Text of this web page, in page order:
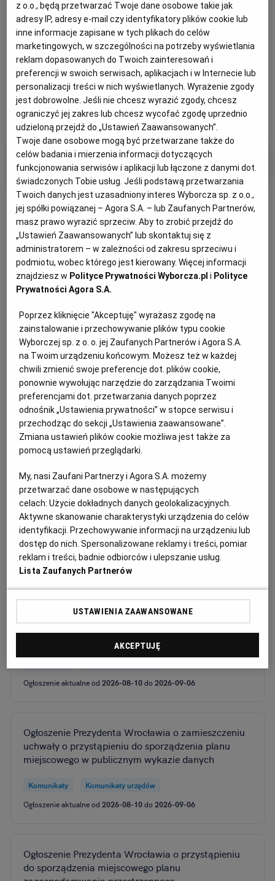
Filtry i kategorie
Otrzymuj wiadomości z najnowszymi ogłoszeniami
spełniającymi wybrane przez Ciebie kryteria.
Kat: Komunikaty Kraj: Polska
Woj.: Dolnośląskie
Miejscowość: Wrocław
Sortuj wg daty: od najnowszej
Ogłoszenie premium
Zarząd Dróg i Utrzymania Miasta we Wrocławiu,
informuje o przyjęciu w depozyt do Miejskiego Biura
Rzeczy Znalezionych kwoty pieniężnej
Ogłoszenie premium Komunikaty
Komunikaty urzędów
Ogłoszenie aktualne od2026-07-28do 2026-08-24
Ogłoszenia standardowe
Obwieszczenie Wojewody Dolnośląskiego o
zezwoleniu na realizację inwestycji drogowej
Ogłoszenie aktualne od 2026-08-10do 2026-09-06
Ogłoszenie Prezydenta Wrocławia o zamieszczeniu
uchwały o przystąpieniu do sporządzenia planu
miejscowego w publicznym wykazie danych
Komunikaty
Komunikaty urzędów
Ogłoszenie aktualne od 2026-08-10do 2026-09-06
Ogłoszenie Prezydenta Wrocławia o przystąpieniu
do sporządzenia miejscowego planu
z o.o., będą przetwarzać Twoje dane osobowe takie jak
adresy IP, adresy e-mail czy identyfikatory plików cookie lub
inne informacje zapisane w tych plikach do celów
marketingowych, w szczególności na potrzeby wyświetlania
reklam dopasowanych do Twoich zainteresowań i
preferencji w swoich serwisach, aplikacjach i w Internecie lub
personalizacji treści w nich wyświetlanych. Wyrażenie zgody
jest dobrowolne. Jeśli nie chcesz wyrazić zgody, chcesz
ograniczyć jej zakres lub chcesz wycofać zgodę uprzednio
udzieloną przejdź do „Ustawień Zaawansowanych”.
Twoje dane osobowe mogą być przetwarzane także do
celów badania i mierzenia informacji dotyczących
funkcjonowania serwisów i aplikacji lub łączone z danymi dot.
świadczonych Tobie usług. Jeśli podstawą przetwarzania
Twoich danych jest uzasadniony interes Wyborcza sp. z o.o.,
jej spółki powiązanej – Agora S.A. – lub Zaufanych Partnerów,
masz prawo wyrazić sprzeciw. Aby to zrobić przejdź do
„Ustawień Zaawansowanych” lub skontaktuj się z
administratorem – w zależności od zakresu sprzeciwu i
podmiotu, wobec którego jest kierowany. Więcej informacji
znajdziesz w Polityce Prywatności Wyborcza.pl i Polityce
Prywatności Agora S.A.
Poprzez kliknięcie "Akceptuję" wyrażasz zgodę na
zainstalowanie i przechowywanie plików typu cookie
Wyborczej sp. z o. o. jej Zaufanych Partnerów i Agora S.A.
na Twoim urządzeniu końcowym. Możesz też w każdej
chwili zmienić swoje preferencje dot. plików cookie,
ponownie wywołując narzędzie do zarządzania Twoimi
preferencjami dot. przetwarzania danych poprzez
odnośnik „Ustawienia prywatności” w stopce serwisu i
przechodząc do sekcji „Ustawienia zaawansowane”.
Zmiana ustawień plików cookie możliwa jest także za
pomocą ustawień przeglądarki.
My, nasi Zaufani Partnerzy i Agora S.A. możemy
przetwarzać dane osobowe w następujących
celach:Użycie dokładnych danych geolokalizacyjnych.
Aktywne skanowanie charakterystyki urządzenia do celów
identyfikacji. Przechowywanie informacji na urządzeniu lub
dostęp do nich. Spersonalizowane reklamy i treści, pomiar
reklam i treści, badnie odbiorców i ulepszanie usług.
Lista Zaufanych Partnerów
USTAWIENIA ZAAWANSOWANE
AKCEPTUJĘ